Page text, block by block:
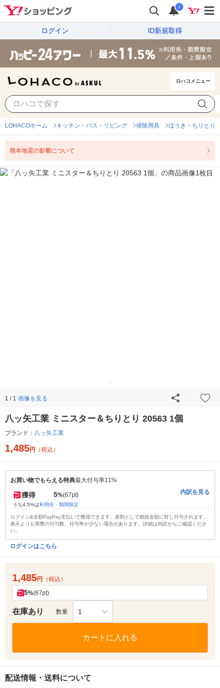
i
ログイン ID新規取得
ロハコメニュー
LOHACOホーム キッチン・バス・リビング 掃除用具 ほうき・ちりとり
熊本地震の影響について
1 / 1 画像を見る
八ッ矢工業 ミニスター＆ちりとり 20563 1個
ブランド： 八ッ矢工業
1,485円 （税込）
お買い物でもらえる特典最大付与率11%
獲得 5%(67pt)
うち4.5%は利用先・期間限定
内訳を見る
ログイン&全額PayPay支払いで獲得できます。原則として税抜金額に対し付与されます。
表示よりも実際の付与数、付与率が少ない場合があります。詳細は内訳からご確認くださ
い。
ログインはこちら
1,485円 （税込）
5%(67pt)
在庫あり 数量 1
カートに入れる
配送情報・送料について